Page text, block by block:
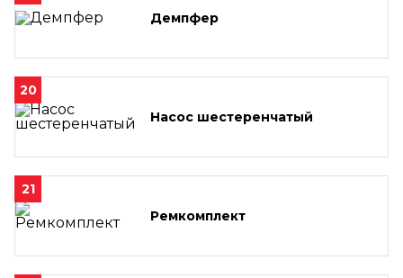
Демпфер
20
Насос шестеренчатый
21
Ремкомплект